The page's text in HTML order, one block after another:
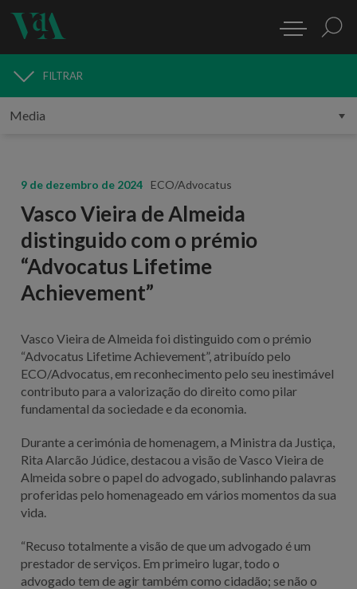
MEDIA
FILTRAR
9 de dezembro de 2024 ECO/Advocatus
Vasco Vieira de Almeida
distinguido com o prémio
“Advocatus Lifetime
Achievement”
Vasco Vieira de Almeida foi distinguido com o prémio
“Advocatus Lifetime Achievement”, atribuído pelo
ECO/Advocatus, em reconhecimento pelo seu inestimável
contributo para a valorização do direito como pilar
fundamental da sociedade e da economia.
Durante a cerimónia de homenagem, a Ministra da Justiça,
Rita Alarcão Júdice, destacou a visão de Vasco Vieira de
Almeida sobre o papel do advogado, sublinhando palavras
proferidas pelo homenageado em vários momentos da sua
vida.
“Recuso totalmente a visão de que um advogado é um
prestador de serviços. Em primeiro lugar, todo o
advogado tem de agir também como cidadão; se não o